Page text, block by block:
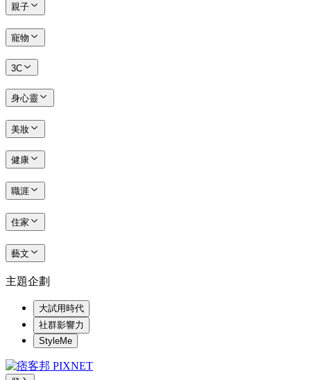
親子
寵物
3C
身心靈
美妝
健康
職涯
住家
藝文
主題企劃
大試用時代
社群影響力
StyleMe